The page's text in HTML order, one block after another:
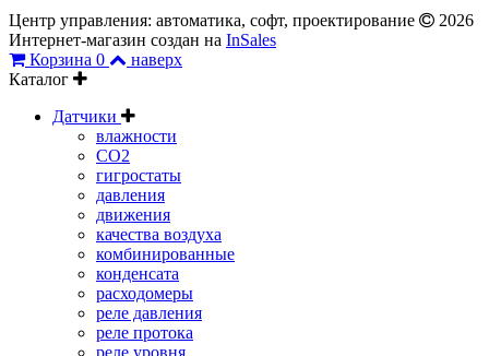
Центр управления: автоматика, софт, проектирование
2026
Интернет-магазин создан на InSales
Корзина 0
наверх
Каталог
Датчики
влажности
CO2
гигростаты
давления
движения
качества воздуха
комбинированные
конденсата
расходомеры
реле давления
реле протока